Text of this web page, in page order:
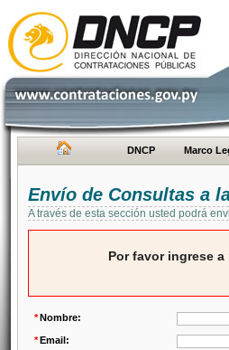
DNCP Marco
Envío de Consultas a
A través de esta sección usted podrá
Por favor ingrese
*Nombre:
*Email: